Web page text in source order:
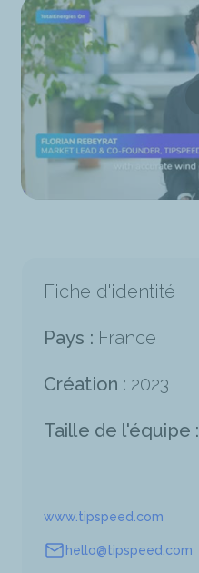
Fiche d'identité
Pays : France
Création : 2023
Taille de l'équipe :
Site internet
www.tipspeed.com
hello@tipspeed.com